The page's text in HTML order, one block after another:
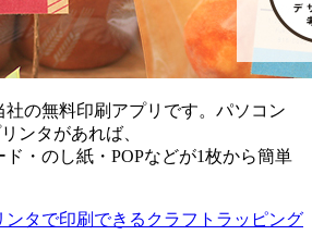
の無料印刷アプリです。パソコン
ンタがあれば、
・のし紙・POPなどが1枚から簡単